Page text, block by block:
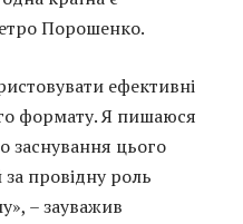
Порошенко.
ефективні
формату. Я пишаюся
заснування цього
провідну роль
– зауважив